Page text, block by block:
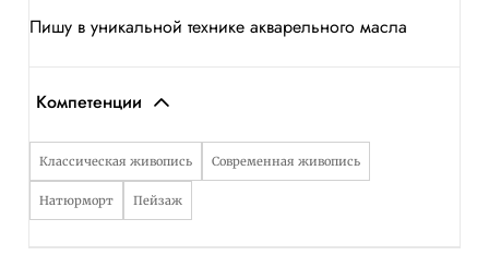
Пишу в уникальной технике акварельного масла
Компетенции
Классическая живопись Современная живопись
Натюрморт Пейзаж